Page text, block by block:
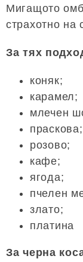
Мигащото
страхотно на
За тях
коняк;
карамел;
млечен
праскова;
розово;
кафе;
ягода;
пчелен
злато;
платина
За черна